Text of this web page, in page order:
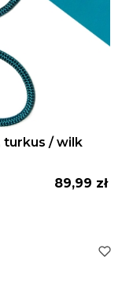
turkus / wilk
Cena
89,99 zł